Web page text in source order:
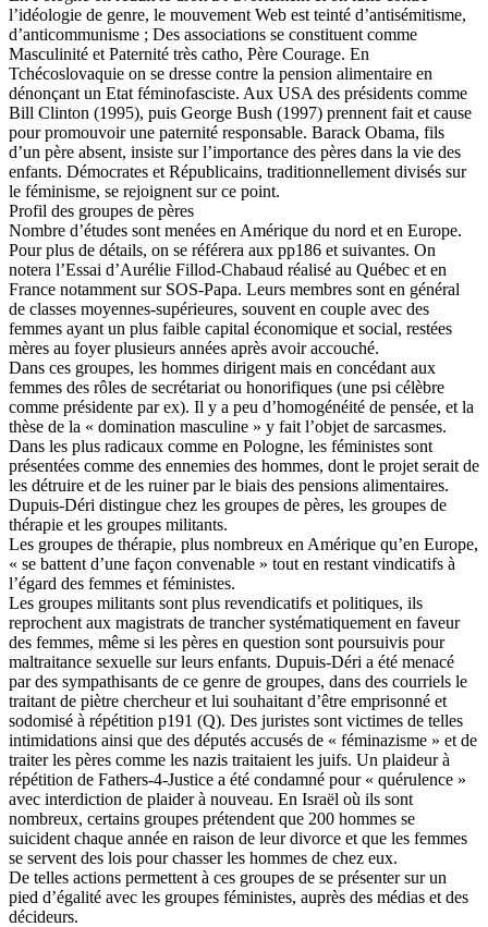
l’idéologie de genre, le mouvement Web est teinté d’antisémitisme,
d’anticommunisme ; Des associations se constituent comme
Masculinité et Paternité très catho, Père Courage. En
Tchécoslovaquie on se dresse contre la pension alimentaire en
dénonçant un Etat féminofasciste. Aux USA des présidents comme
Bill Clinton (1995), puis George Bush (1997) prennent fait et cause
pour promouvoir une paternité responsable. Barack Obama, fils
d’un père absent, insiste sur l’importance des pères dans la vie des
enfants. Démocrates et Républicains, traditionnellement divisés sur
le féminisme, se rejoignent sur ce point.
Profil des groupes de pères
Nombre d’études sont menées en Amérique du nord et en Europe.
Pour plus de détails, on se référera aux pp186 et suivantes. On
notera l’Essai d’Aurélie Fillod-Chabaud réalisé au Québec et en
France notamment sur SOS-Papa. Leurs membres sont en général
de classes moyennes-supérieures, souvent en couple avec des
femmes ayant un plus faible capital économique et social, restées
mères au foyer plusieurs années après avoir accouché.
Dans ces groupes, les hommes dirigent mais en concédant aux
femmes des rôles de secrétariat ou honorifiques (une psi célèbre
comme présidente par ex). Il y a peu d’homogénéité de pensée, et la
thèse de la « domination masculine » y fait l’objet de sarcasmes.
Dans les plus radicaux comme en Pologne, les féministes sont
présentées comme des ennemies des hommes, dont le projet serait de
les détruire et de les ruiner par le biais des pensions alimentaires.
Dupuis-Déri distingue chez les groupes de pères, les groupes de
thérapie et les groupes militants.
Les groupes de thérapie, plus nombreux en Amérique qu’en Europe,
« se battent d’une façon convenable » tout en restant vindicatifs à
l’égard des femmes et féministes.
Les groupes militants sont plus revendicatifs et politiques, ils
reprochent aux magistrats de trancher systématiquement en faveur
des femmes, même si les pères en question sont poursuivis pour
maltraitance sexuelle sur leurs enfants. Dupuis-Déri a été menacé
par des sympathisants de ce genre de groupes, dans des courriels le
traitant de piètre chercheur et lui souhaitant d’être emprisonné et
sodomisé à répétition p191 (Q). Des juristes sont victimes de telles
intimidations ainsi que des députés accusés de « féminazisme » et de
traiter les pères comme les nazis traitaient les juifs. Un plaideur à
répétition de Fathers-4-Justice a été condamné pour « quérulence »
avec interdiction de plaider à nouveau. En Israël où ils sont
nombreux, certains groupes prétendent que 200 hommes se
suicident chaque année en raison de leur divorce et que les femmes
se servent des lois pour chasser les hommes de chez eux.
De telles actions permettent à ces groupes de se présenter sur un
pied d’égalité avec les groupes féministes, auprès des médias et des
décideurs.